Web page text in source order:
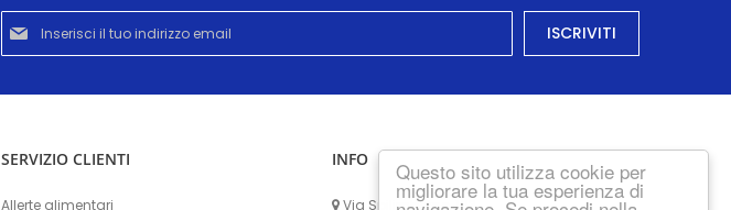
Questo sito utilizza cookie per
migliorare la tua esperienza di
Iscriviti
alla
nostra
ISCRIVITI
SERVIZIO CLIENTI
Allerte alimentari
INFO
Via Spilimbergo, 163